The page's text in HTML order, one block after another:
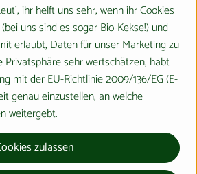
ihr helft uns sehr, wenn ihr Cookies
uns sind es sogar Bio-Kekse!) und
erlaubt, Daten für unser Marketing zu
Privatsphäre sehr wertschätzen, habt
mit der EU-Richtlinie 2009/136/EG (E-
genau einzustellen, an welche
weitergebt.
zulassen